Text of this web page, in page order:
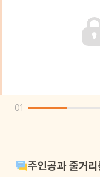
01
주인공과 줄거